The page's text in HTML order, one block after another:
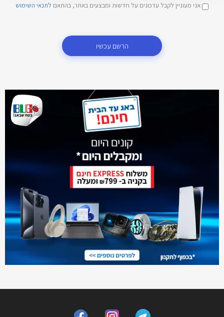
אני מעוניין לקבל עדכונים על חדשות ומבצעים באתר, בהתאם לתנאי השימוש
הרשם עכשיו